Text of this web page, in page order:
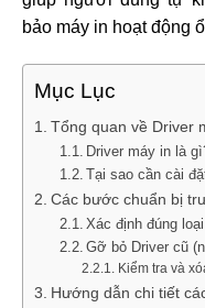
bảo máy in hoạt động
Mục Lục
Tổng quan về Driver
Driver máy in là
Tại sao cần cài
Các bước chuẩn bị
Xác định đúng
Gỡ bỏ Driver cũ
Kiểm tra và
Hướng dẫn chi tiết